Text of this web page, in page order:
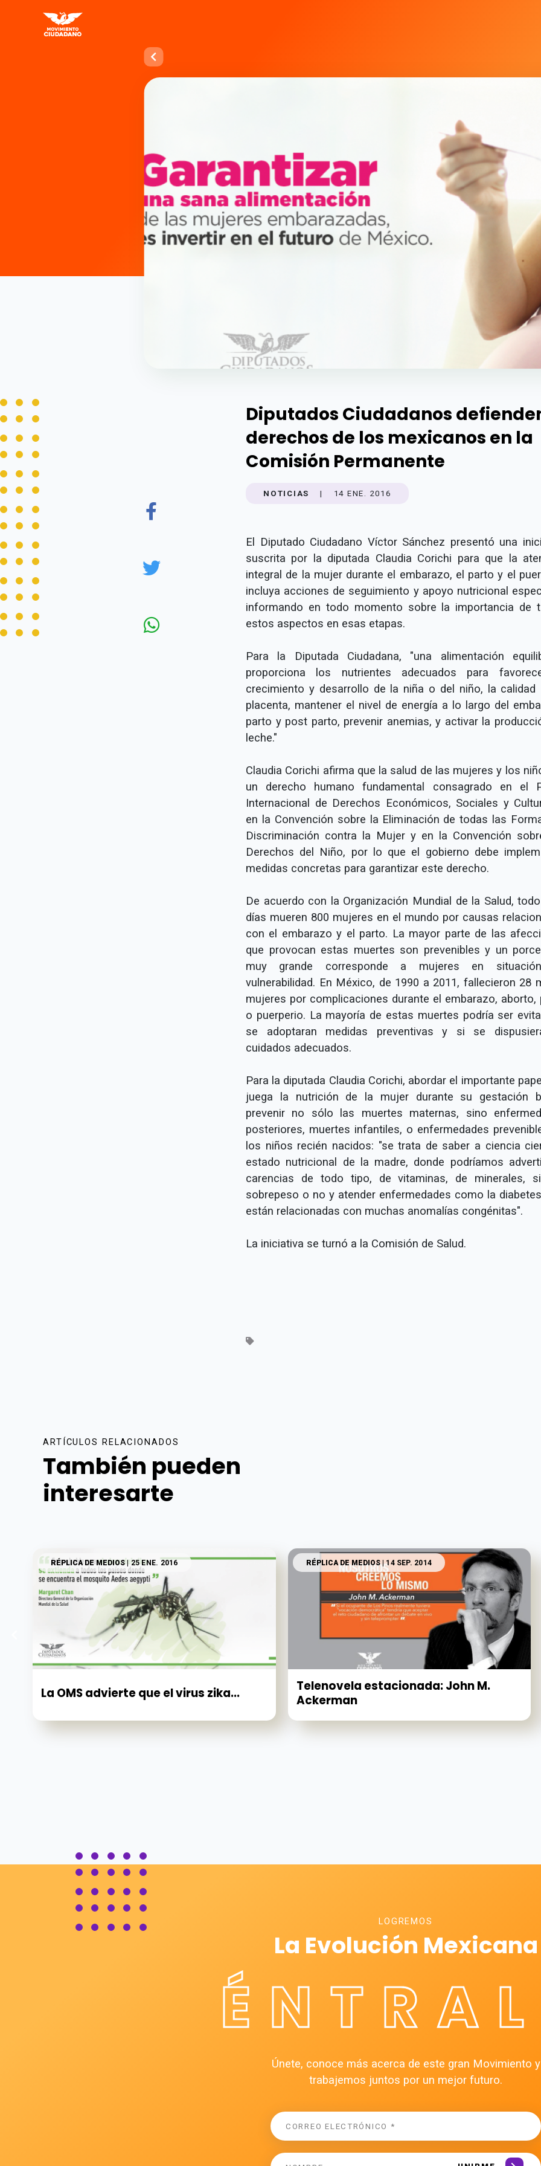
Diputados Ciudadanos
derechos de los mexicanos en la
Comisión Permanente
NOTICIAS | 14 ENE. 2016
El Diputado Ciudadano Víctor Sánchez presentó una
suscrita por la diputada Claudia Corichi para que la
integral de la mujer durante el embarazo, el parto y el
incluya acciones de seguimiento y apoyo nutricional
informando en todo momento sobre la importancia de
estos aspectos en esas etapas.
Para la Diputada Ciudadana, "una alimentación
proporciona los nutrientes adecuados para
crecimiento y desarrollo de la niña o del niño, la calidad
placenta, mantener el nivel de energía a lo largo del
parto y post parto, prevenir anemias, y activar la
leche."
Claudia Corichi afirma que la salud de las mujeres y los
un derecho humano fundamental consagrado en el
Internacional de Derechos Económicos, Sociales y
en la Convención sobre la Eliminación de todas las
Discriminación contra la Mujer y en la Convención
Derechos del Niño, por lo que el gobierno debe
medidas concretas para garantizar este derecho.
De acuerdo con la Organización Mundial de la Salud,
días mueren 800 mujeres en el mundo por causas
con el embarazo y el parto. La mayor parte de las
que provocan estas muertes son prevenibles y un
muy grande corresponde a mujeres en
vulnerabilidad. En México, de 1990 a 2011, fallecieron 28
mujeres por complicaciones durante el embarazo, aborto,
o puerperio. La mayoría de estas muertes podría ser
se adoptaran medidas preventivas y si se
cuidados adecuados.
Para la diputada Claudia Corichi, abordar el importante
juega la nutrición de la mujer durante su gestación
prevenir no sólo las muertes maternas, sino
posteriores, muertes infantiles, o enfermedades
los niños recién nacidos: "se trata de saber a ciencia
estado nutricional de la madre, donde podríamos
carencias de todo tipo, de vitaminas, de minerales,
sobrepeso o no y atender enfermedades como la
están relacionadas con muchas anomalías congénitas".
La iniciativa se turnó a la Comisión de Salud.
ARTÍCULOS RELACIONADOS
También pueden
interesarte
RÉPLICA DE MEDIOS| 25 ENE. 2016
La OMS advierte que el virus zika...
RÉPLICA DE MEDIOS| 14 SEP. 2014
Telenovela estacionada: John M.
Ackerman
LOGREMOS
La Evolución Mexicana
Únete, conoce más acerca de este gran Movimiento y
trabajemos juntos por un mejor futuro.